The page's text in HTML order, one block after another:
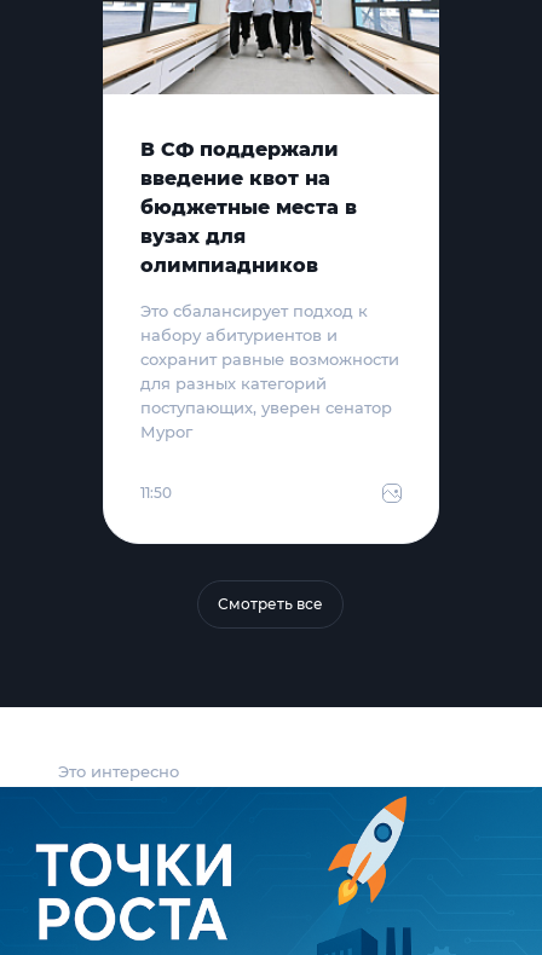
Это интересно
В СФ поддержали
введение квот на
бюджетные места в
вузах для
олимпиадников
Это сбалансирует подход к
набору абитуриентов и
сохранит равные возможности
для разных категорий
поступающих, уверен сенатор
Мурог
11:50
Смотреть все